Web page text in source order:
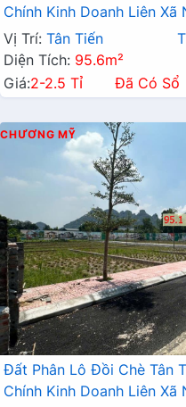
Chính Kinh Doanh Liên Xã
Vị Trí: Tân Tiến
Diện Tích: 95.6m²
Giá:2-2.5 Tỉ Đã Có Sổ
CHƯƠNG MỸ
Đất Phân Lô Đồi Chè Tân
Chính Kinh Doanh Liên Xã